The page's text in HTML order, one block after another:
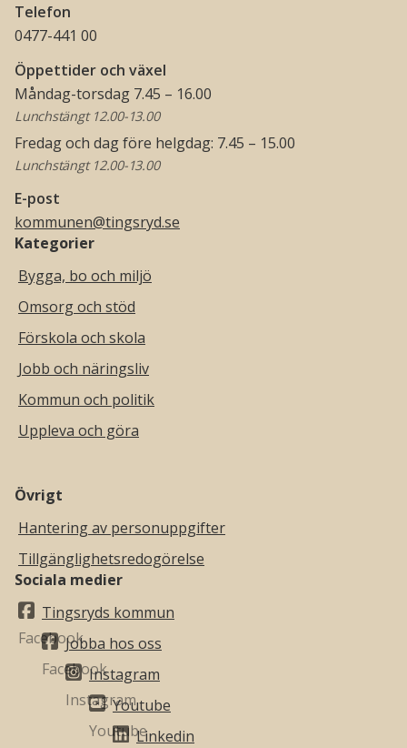
Telefon
0477-441 00
Öppettider och växel
Måndag-torsdag 7.45 – 16.00
Lunchstängt 12.00-13.00
Fredag och dag före helgdag: 7.45 – 15.00
Lunchstängt 12.00-13.00
E-post
kommunen@tingsryd.se
Kategorier
Bygga, bo och miljö
Omsorg och stöd
Förskola och skola
Jobb och näringsliv
Kommun och politik
Uppleva och göra
Övrigt
Hantering av personuppgifter
Tillgänglighetsredogörelse
Sociala medier
Tingsryds kommun
Jobba hos oss
Instagram
Youtube
Linkedin